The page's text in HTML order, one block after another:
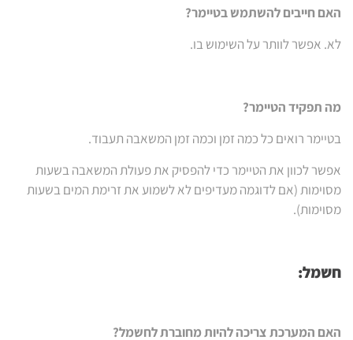
האם חייבים להשתמש בטיימר?
לא. אפשר לוותר על השימוש בו.
מה תפקיד הטיימר?
בטיימר רואים כל כמה זמן וכמה זמן המשאבה תעבוד.
אפשר לכוון את הטיימר כדי להפסיק את פעולת המשאבה בשעות
מסוימות (אם לדוגמה מעדיפים לא לשמוע את זרימת המים בשעות
מסוימות).
חשמל:
האם המערכת צריכה להיות מחוברת לחשמל?